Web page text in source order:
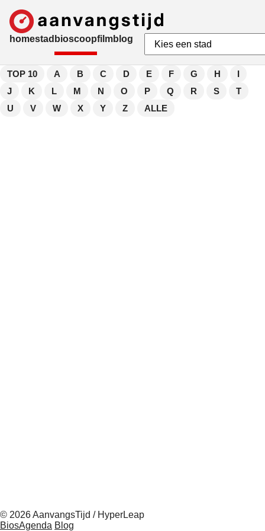
homestad bioscoopfilmblog
TOP 10 A B C D E F G H
I
J
K L M N O P Q R S
T
U
V W X Y Z ALLE
© 2026 AanvangsTijd / HyperLeap
BiosAgenda Blog